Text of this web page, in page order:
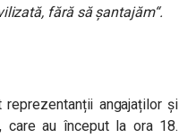
fără să șantajăm“.
reprezentanții angajaților și
care au început la ora 18.